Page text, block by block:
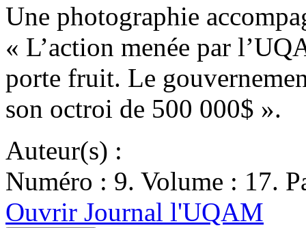
Une photographie
« L’action menée par
porte fruit. Le
son octroi de 500 000$ ».
Auteur(s) :
Numéro : 9. Volume : 17.
Ouvrir Journal l'UQAM